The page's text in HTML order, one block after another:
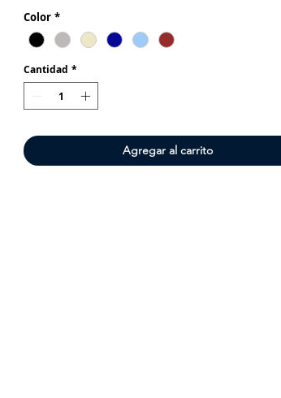
Color *
Cantidad *
Agregar al carrito